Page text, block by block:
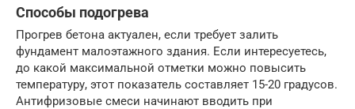
Способы подогрева
Прогрев бетона актуален, если требует залить
фундамент малоэтажного здания. Если интересуетесь,
до какой максимальной отметки можно повысить
температуру, этот показатель составляет 15-20 градусов.
Антифризовые смеси начинают вводить при